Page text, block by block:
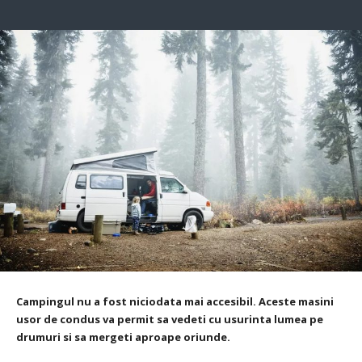
Campingul nu a fost niciodata mai accesibil. Aceste masini
usor de condus va permit sa vedeti cu usurinta lumea pe
drumuri si sa mergeti aproape oriunde.